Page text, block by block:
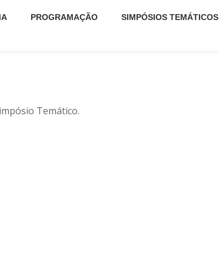
PROGRAMAÇÃO SIMPÓSIOS TEMÁTICOS
Temático.